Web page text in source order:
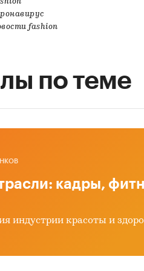
fashion
по теме
кадры,
индустрии красоты и